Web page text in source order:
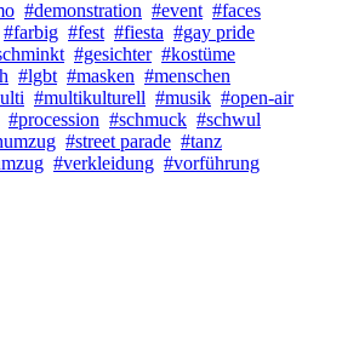
#demonstration #event #faces
#farbig #fest #fiesta #gay pride
#gesichter #kostüme
#lgbt #masken #menschen
#multikulturell #musik #open-air
#procession #schmuck #schwul
#street parade #tanz
#verkleidung #vorführung